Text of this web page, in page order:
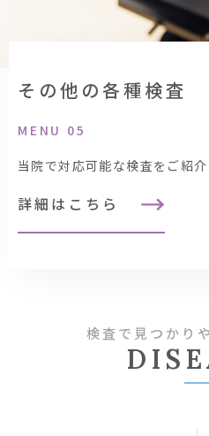
その他の各種検査
MENU 05
当院で対応可能な検査をご紹介
詳細はこちら
検査で見つかり